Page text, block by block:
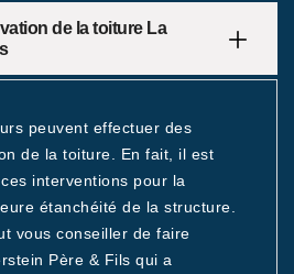
de la toiture La
peuvent effectuer des
de la toiture. En fait, il est
interventions pour la
étanchéité de la structure.
vous conseiller de faire
Père & Fils qui a